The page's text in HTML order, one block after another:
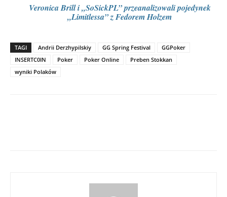
Veronica Brill i „SoSickPL” przeanalizowali pojedynek
„Limitlessa” z Fedorem Holzem
TAGI Andrii Derzhypilskiy GG Spring Festival
GGPoker
INSERTC0IN
Poker Poker Online
Preben Stokkan
wyniki Polaków